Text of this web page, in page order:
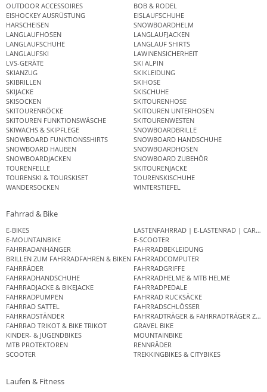
OUTDOOR ACCESSOIRES
BOB & RODEL
EISHOCKEY AUSRÜSTUNG
EISLAUFSCHUHE
HARSCHEISEN
SNOWBOARDHELM
LANGLAUFHOSEN
LANGLAUFJACKEN
LANGLAUFSCHUHE
LANGLAUF SHIRTS
LANGLAUFSKI
LAWINENSICHERHEIT
LVS-GERÄTE
SKI ALPIN
SKIANZUG
SKIKLEIDUNG
SKIBRILLEN
SKIHOSE
SKIJACKE
SKISCHUHE
SKISOCKEN
SKITOURENHOSE
SKITOURENRÖCKE
SKITOUREN UNTERHOSEN
SKITOUREN FUNKTIONSWÄSCHE
SKITOURENWESTEN
SKIWACHS & SKIPFLEGE
SNOWBOARDBRILLE
SNOWBOARD FUNKTIONSSHIRTS
SNOWBOARD HANDSCHUHE
SNOWBOARD HAUBEN
SNOWBOARDHOSEN
SNOWBOARDJACKEN
SNOWBOARD ZUBEHÖR
TOURENFELLE
SKITOURENJACKE
TOURENSKI & TOURSKISET
TOURENSKISCHUHE
WANDERSOCKEN
WINTERSTIEFEL
Fahrrad & Bike
E-BIKES
LASTENFAHRRAD | E-LASTENRAD |
E-MOUNTAINBIKE
E-SCOOTER
FAHRRADANHÄNGER
FAHRRADBEKLEIDUNG
BRILLEN ZUM FAHRRADFAHREN & BIKEN FAHRRADCOMPUTER
FAHRRÄDER
FAHRRADGRIFFE
FAHRRADHANDSCHUHE
FAHRRADHELME & MTB HELME
FAHRRADJACKE & BIKEJACKE
FAHRRADPEDALE
FAHRRADPUMPEN
FAHRRAD RUCKSÄCKE
FAHRRAD SATTEL
FAHRRADSCHLÖSSER
FAHRRADSTÄNDER
FAHRRADTRÄGER & FAHRRADTRÄGER
FAHRRAD TRIKOT & BIKE TRIKOT
GRAVEL BIKE
KINDER- & JUGENDBIKES
MOUNTAINBIKE
MTB PROTEKTOREN
RENNRÄDER
SCOOTER
TREKKINGBIKES & CITYBIKES
Laufen & Fitness